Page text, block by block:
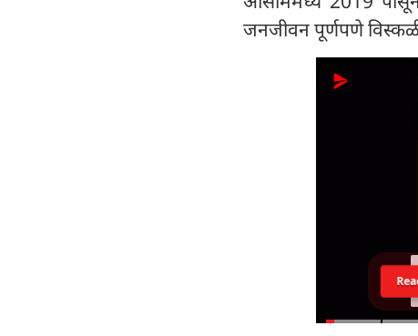
जनजीवन पूर्णपणे